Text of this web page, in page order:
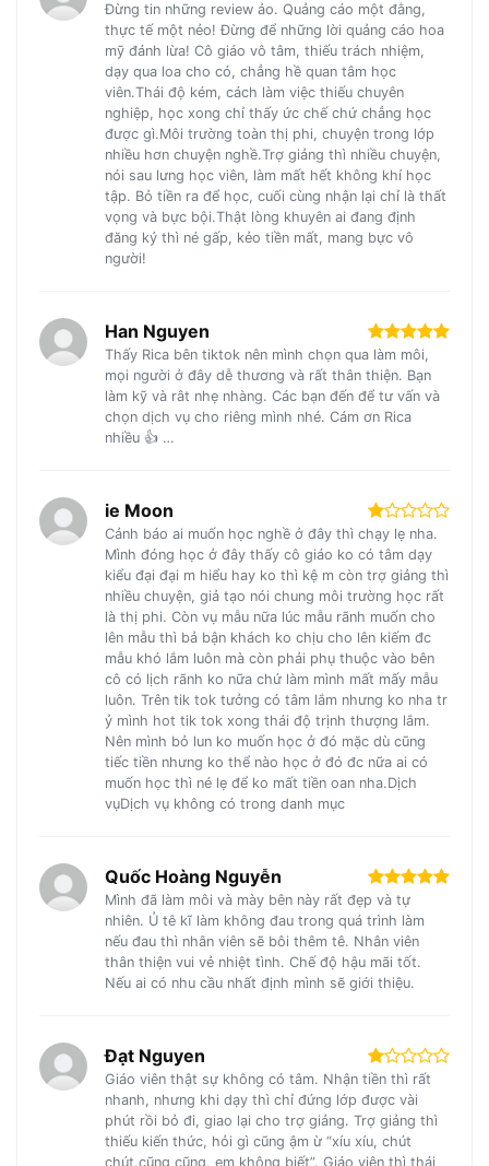
Đừng tin những review ảo. Quảng cáo một đằng,
thực tế một nẻo! Đừng để những lời quảng cáo hoa
mỹ đánh lừa! Cô giáo vô tâm, thiếu trách nhiệm,
dạy qua loa cho có, chẳng hề quan tâm học
viên.Thái độ kém, cách làm việc thiếu chuyên
nghiệp, học xong chỉ thấy ức chế chứ chẳng học
được gì.Môi trường toàn thị phi, chuyện trong lớp
nhiều hơn chuyện nghề.Trợ giảng thì nhiều chuyện,
nói sau lưng học viên, làm mất hết không khí học
tập. Bỏ tiền ra để học, cuối cùng nhận lại chỉ là thất
vọng và bực bội.Thật lòng khuyên ai đang định
đăng ký thì né gấp, kẻo tiền mất, mang bực vô
người!
Han Nguyen
Thấy Rica bên tiktok nên mình chọn qua làm môi,
mọi người ở đây dễ thương và rất thân thiện. Bạn
làm kỹ và rât nhẹ nhàng. Các bạn đến để tư vấn và
chọn dịch vụ cho riêng mình nhé. Cám ơn Rica
nhiều 👍 …
ie Moon
Cảnh báo ai muốn học nghề ở đây thì chạy lẹ nha.
Mình đóng học ở đây thấy cô giáo ko có tâm dạy
kiểu đại đại m hiểu hay ko thì kệ m còn trợ giảng thì
nhiều chuyện, giả tạo nói chung môi trường học rất
là thị phi. Còn vụ mẫu nữa lúc mẫu rãnh muốn cho
lên mẫu thì bả bận khách ko chịu cho lên kiếm đc
mẫu khó lắm luôn mà còn phải phụ thuộc vào bên
cô có lịch rãnh ko nữa chứ làm mình mất mấy mẫu
luôn. Trên tik tok tưởng có tâm lắm nhưng ko nha tr
ỷ mình hot tik tok xong thái độ trịnh thượng lắm.
Nên mình bỏ lun ko muốn học ở đó mặc dù cũng
tiếc tiền nhưng ko thể nào học ở đó đc nữa ai có
muốn học thì né lẹ để ko mất tiền oan nha.Dịch
vụDịch vụ không có trong danh mục
Quốc Hoàng Nguyễn
Mình đã làm môi và mày bên này rất đẹp và tự
nhiên. Ủ tê kĩ làm không đau trong quá trình làm
nếu đau thì nhân viên sẽ bôi thêm tê. Nhân viên
thân thiện vui vẻ nhiệt tình. Chế độ hậu mãi tốt.
Nếu ai có nhu cầu nhất định mình sẽ giới thiệu.
Đạt Nguyen
Giáo viên thật sự không có tâm. Nhận tiền thì rất
nhanh, nhưng khi dạy thì chỉ đứng lớp được vài
phút rồi bỏ đi, giao lại cho trợ giảng. Trợ giảng thì
thiếu kiến thức, hỏi gì cũng ậm ừ “xíu xíu, chút
chút,cũng cũng, em không biết”. Giáo viên thì thái